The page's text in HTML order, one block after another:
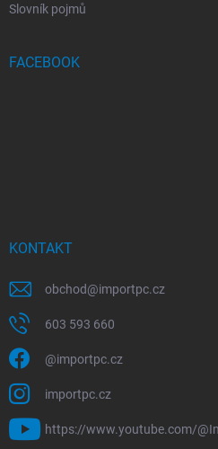
Slovník pojmů
FACEBOOK
KONTAKT
obchod@importpc.cz
603 593 660
@importpc.cz
importpc.cz
https://www.youtube.com/